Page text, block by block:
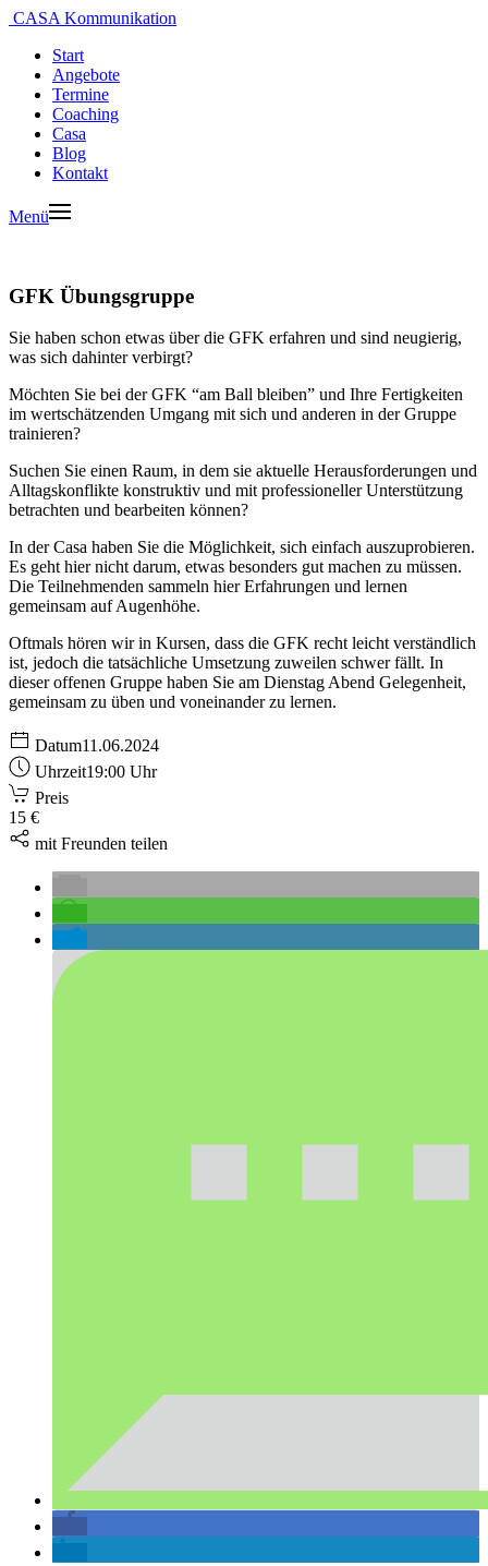
CASA Kommunikation
Start
Angebote
Termine
Coaching
Casa
Blog
Kontakt
Menü
GFK Übungsgruppe
Sie haben schon etwas über die GFK erfahren und sind neugierig,
was sich dahinter verbirgt?
Möchten Sie bei der GFK “am Ball bleiben” und Ihre Fertigkeiten
im wertschätzenden Umgang mit sich und anderen in der Gruppe
trainieren?
Suchen Sie einen Raum, in dem sie aktuelle Herausforderungen und
Alltagskonflikte konstruktiv und mit professioneller Unterstützung
betrachten und bearbeiten können?
In der Casa haben Sie die Möglichkeit, sich einfach auszuprobieren.
Es geht hier nicht darum, etwas besonders gut machen zu müssen.
Die Teilnehmenden sammeln hier Erfahrungen und lernen
gemeinsam auf Augenhöhe.
Oftmals hören wir in Kursen, dass die GFK recht leicht verständlich
ist, jedoch die tatsächliche Umsetzung zuweilen schwer fällt. In
dieser offenen Gruppe haben Sie am Dienstag Abend Gelegenheit,
gemeinsam zu üben und voneinander zu lernen.
Datum11.06.2024
Uhrzeit19:00 Uhr
Preis
15 €
mit Freunden teilen